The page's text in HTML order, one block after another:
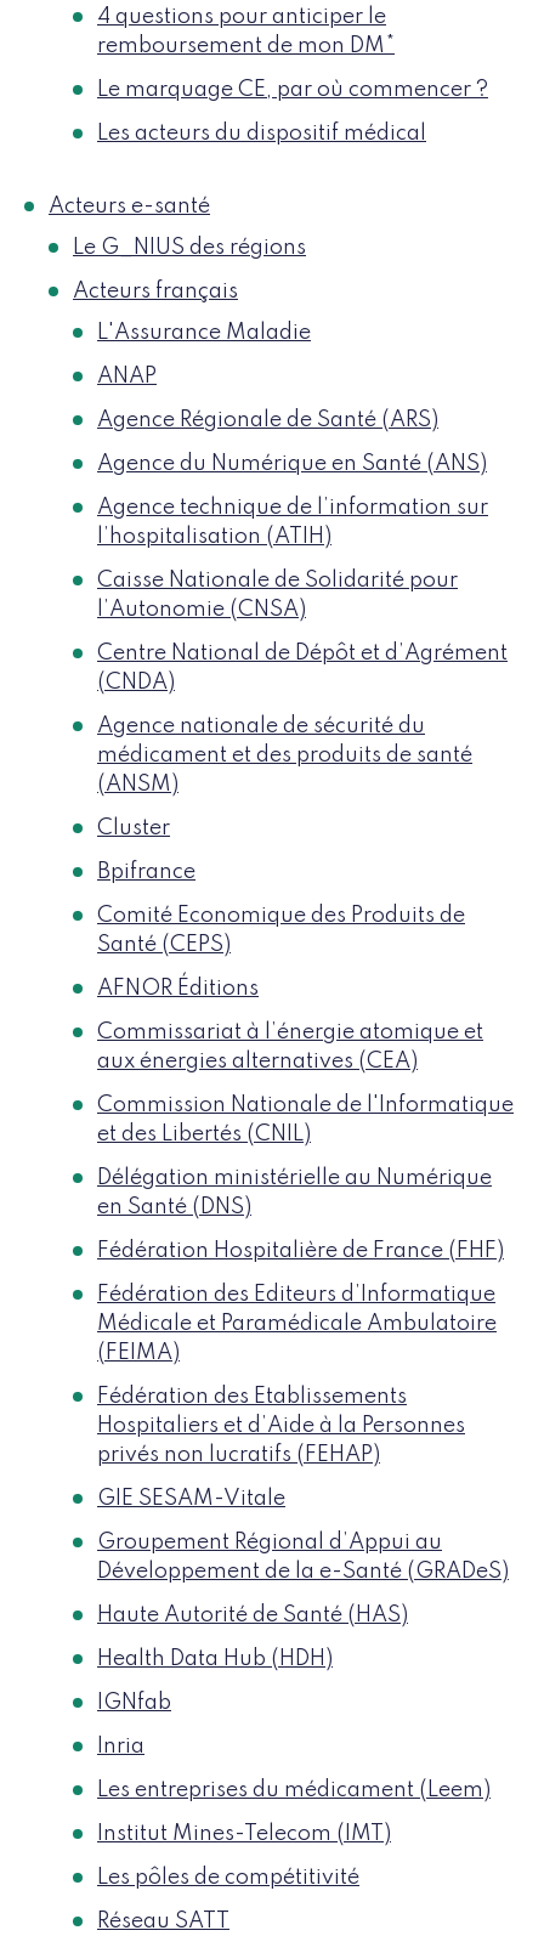
4 questions pour anticiper le
remboursement de mon DM*
Le marquage CE, par où commencer ?
Les acteurs du dispositif médical
Acteurs e-santé
Le G_NIUS des régions
Acteurs français
L'Assurance Maladie
ANAP
Agence Régionale de Santé (ARS)
Agence du Numérique en Santé (ANS)
Agence technique de l’information sur
l’hospitalisation (ATIH)
Caisse Nationale de Solidarité pour
l’Autonomie (CNSA)
Centre National de Dépôt et d’Agrément
(CNDA)
Agence nationale de sécurité du
médicament et des produits de santé
(ANSM)
Cluster
Bpifrance
Comité Economique des Produits de
Santé (CEPS)
AFNOR Éditions
Commissariat à l’énergie atomique et
aux énergies alternatives (CEA)
Commission Nationale de l'Informatique
et des Libertés (CNIL)
Délégation ministérielle au Numérique
en Santé (DNS)
Fédération Hospitalière de France (FHF)
Fédération des Editeurs d’Informatique
Médicale et Paramédicale Ambulatoire
(FEIMA)
Fédération des Etablissements
Hospitaliers et d’Aide à la Personnes
privés non lucratifs (FEHAP)
GIE SESAM-Vitale
Groupement Régional d’Appui au
Développement de la e-Santé (GRADeS)
Haute Autorité de Santé (HAS)
Health Data Hub (HDH)
IGNfab
Inria
Les entreprises du médicament (Leem)
Institut Mines-Telecom (IMT)
Les pôles de compétitivité
Réseau SATT